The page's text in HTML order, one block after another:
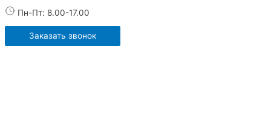
Пн-Пт: 8.00-17.00
Заказать звонок